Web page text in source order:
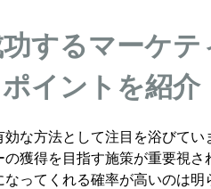
するマーケテ
イントを紹介
な方法として注目を浴びてい
獲得を目指す施策が重要視さ
ってくれる確率が高いのは明